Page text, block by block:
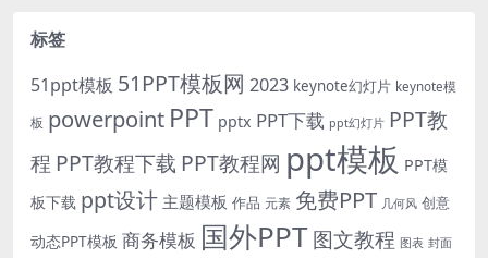
标签
51ppt模板 51PPT模板网 2023 keynote幻灯片 keynote模
板 powerpoint PPT pptx PPT下载 ppt幻灯片 PPT教
程 PPT教程下载 PPT教程网 ppt模板 PPT模
板下载 ppt设计 主题模板 作品 元素 免费PPT 几何风 创意
动态PPT模板 商务模板 国外PPT图文教程 图表 封面